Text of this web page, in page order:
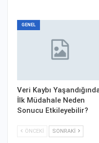
GENEL
Veri Kaybı
İlk Müdahale Neden
Sonucu Etkileyebilir?
ÖNCEKI SONRAKI